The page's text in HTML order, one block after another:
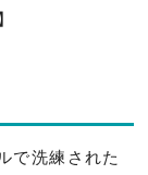
】
で洗練された